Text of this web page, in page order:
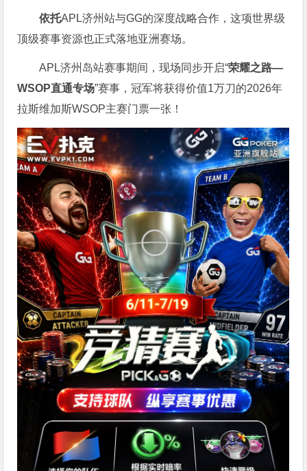
依托APL济州站与GG的深度战略合作，这项世界级
顶级赛事资源也正式落地亚洲赛场。
APL济州岛站赛事期间，现场同步开启“荣耀之路—
WSOP直通专场”赛事，冠军将获得价值1万刀的2026年
拉斯维加斯WSOP主赛门票一张！